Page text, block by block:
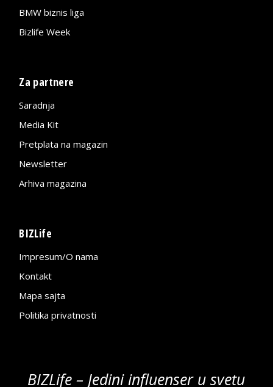
BMW biznis liga
Bizlife Week
Za partnere
Saradnja
Media Kit
Pretplata na magazin
Newsletter
Arhiva magazina
BIZLife
Impresum/O nama
Kontakt
Mapa sajta
Politika privatnosti
BIZLife – Jedini influenser u svetu